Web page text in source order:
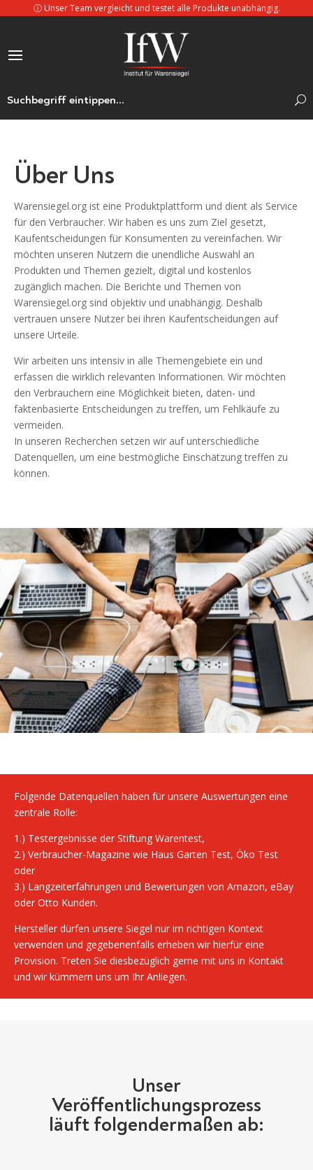
ⓘ Unser Team vergleicht und testet alle Produkte unabhängig.
Über Uns
Warensiegel.org ist eine Produktplattform und dient als Service
für den Verbraucher. Wir haben es uns zum Ziel gesetzt,
Kaufentscheidungen für Konsumenten zu vereinfachen. Wir
möchten unseren Nutzern die unendliche Auswahl an
Produkten und Themen gezielt, digital und kostenlos
zugänglich machen. Die Berichte und Themen von
Warensiegel.org sind objektiv und unabhängig. Deshalb
vertrauen unsere Nutzer bei ihren Kaufentscheidungen auf
unsere Urteile.
Wir arbeiten uns intensiv in alle Themengebiete ein und
erfassen die wirklich relevanten Informationen. Wir möchten
den Verbrauchern eine Möglichkeit bieten, daten- und
faktenbasierte Entscheidungen zu treffen, um Fehlkäufe zu
vermeiden.
In unseren Recherchen setzen wir auf unterschiedliche
Datenquellen, um eine bestmögliche Einschätzung treffen zu
können.
Folgende Datenquellen haben für unsere Auswertungen eine
zentrale Rolle:
1.) Testergebnisse der Stiftung Warentest,
2.) Verbraucher-Magazine wie Haus Garten Test, Öko Test
oder
3.) Langzeiterfahrungen und Bewertungen von Amazon, eBay
oder Otto Kunden.
Hersteller dürfen unsere Siegel nur im richtigen Kontext
verwenden und gegebenenfalls erheben wir hierfür eine
Provision. Treten Sie diesbezüglich gerne mit uns in Kontakt
und wir kümmern uns um Ihr Anliegen.
Unser
Veröffentlichungsprozess
läuft folgendermaßen ab: